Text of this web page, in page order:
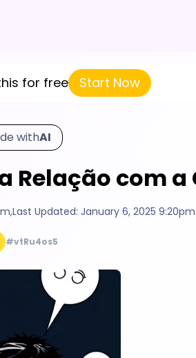
for free Start Now
withAI
Relação com a
,Last Updated: January 6, 2025 9:20pm
#vtRu4os5